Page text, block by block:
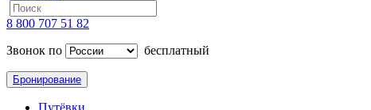
8 800 707 51 82
Звонок по
бесплатный
Бронирование
Путёвки